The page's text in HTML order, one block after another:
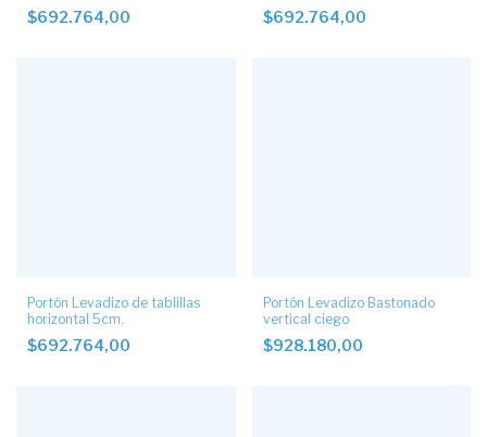
$692.764,00 $692.764,00
Portón Levadizo de tablillas
horizontal 5cm.
$692.764,00
Portón Levadizo Bastonado
vertical ciego
$928.180,00